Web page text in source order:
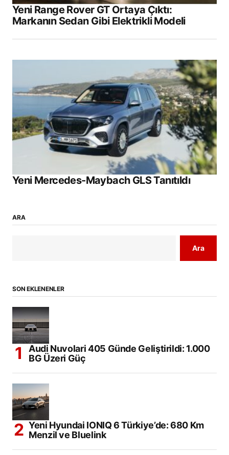
Yeni Range Rover GT Ortaya Çıktı:
Markanın Sedan Gibi Elektrikli Modeli
Yeni Mercedes-Maybach GLS Tanıtıldı
ARA
Ara
SON EKLENENLER
Audi Nuvolari 405 Günde Geliştirildi: 1.000
BG Üzeri Güç
Yeni Hyundai IONIQ 6 Türkiye’de: 680 Km
Menzil ve Bluelink